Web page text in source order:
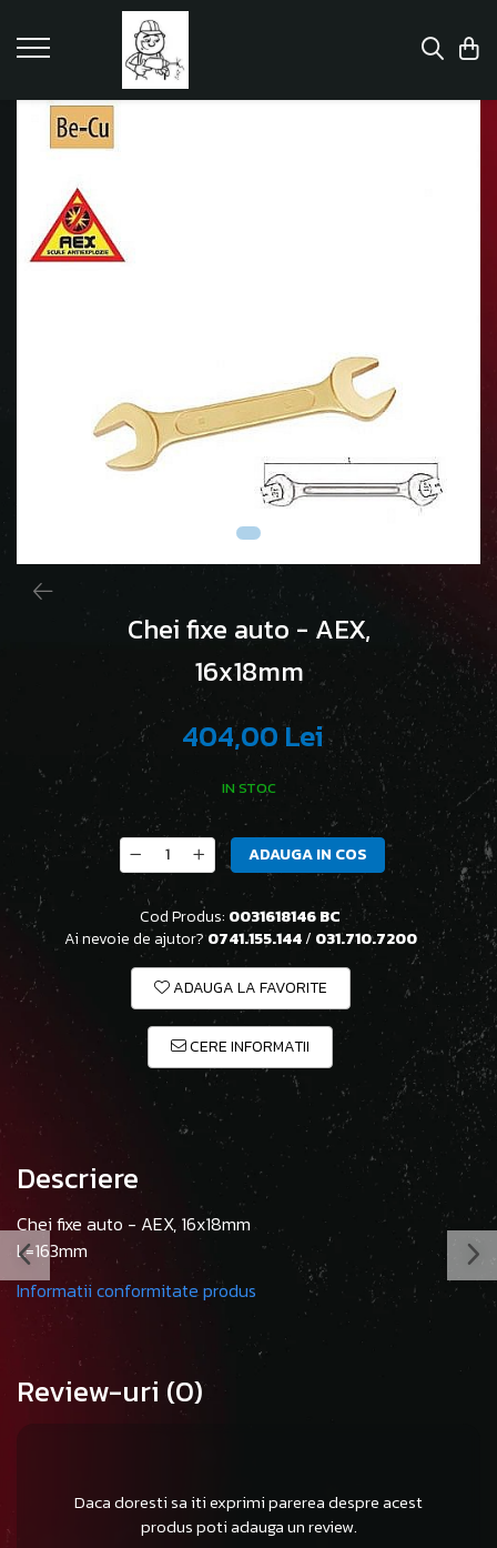
Chei fixe auto - AEX,
16x18mm
404,00 Lei
IN STOC
ADAUGA IN COS
Cod Produs: 0031618146 BC
Ai nevoie de ajutor? 0741.155.144/ 031.710.7200
ADAUGA LA FAVORITE
CERE INFORMATII
Descriere
Chei fixe auto - AEX, 16x18mm
L=163mm
Informatii conformitate produs
Review-uri (0)
Daca doresti sa iti exprimi parerea despre acest
produs poti adauga un review.